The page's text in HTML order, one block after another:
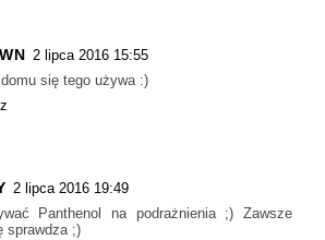
2 lipca 2016 15:55
się tego używa :)
2 lipca 2016 19:49
Panthenol na podrażnienia ;) Zawsze
sprawdza ;)